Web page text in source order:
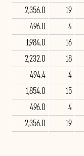
19
2,356.0
4
496.0
16
1,984.0
18
2,232.0
4
494.4
15
1,854.0
4
496.0
19
2,356.0